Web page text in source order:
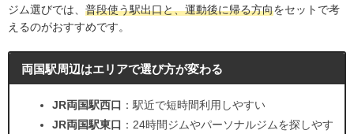
ジム選びでは、 普段使う駅出口と、運動後に帰る方向をセットで考
えるのがおすすめです。
両国駅周辺はエリアで選び方が変わる
JR両国駅西口 ：駅近で短時間利用しやすい
JR両国駅東口 ：24時間ジムやパーソナルジムを探しやす